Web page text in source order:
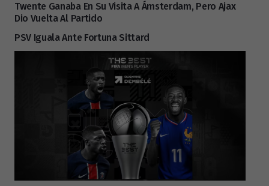
Twente Ganaba En Su Visita A Ámsterdam, Pero Ajax
Dio Vuelta Al Partido
PSV Iguala Ante Fortuna Sittard